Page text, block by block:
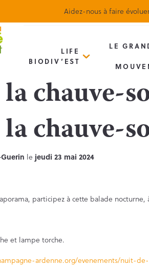
Aidez-nous à faire
LIFE
BIODIV’EST
LE
chauve-
chauve-
le jeudi 23 mai 2024
participez à cette balade
et lampe torche.
ardenne.org/evenements/nuit-